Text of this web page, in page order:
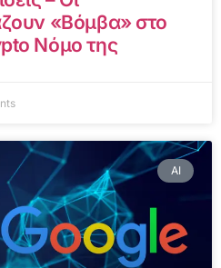
«Βόμβα» στο
Νόμο της
AI